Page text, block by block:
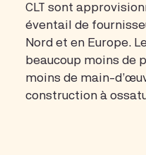
CLT sont
éventail de
Nord et en Europe.
beaucoup moins de
moins de main-
construction à